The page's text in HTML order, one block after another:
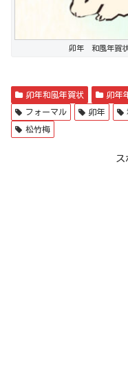
卯年 和風年賀
卯年和風年賀状 卯年
フォーマル 卯年
松竹梅
ス